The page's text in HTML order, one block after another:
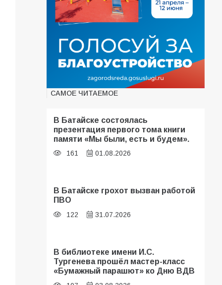
САМОЕ ЧИТАЕМОЕ
В Батайске состоялась
презентация первого тома книги
памяти «Мы были, есть и будем».
161 01.08.2026
В Батайске грохот вызван работой
ПВО
122 31.07.2026
В библиотеке имени И.С.
Тургенева прошёл мастер-класс
«Бумажный парашют» ко Дню ВДВ